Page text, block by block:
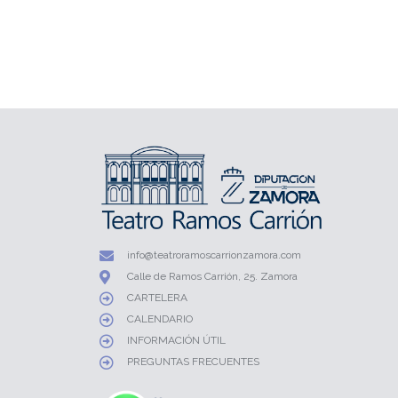
info@teatroramoscarrionzamora.com
Calle de Ramos Carrión, 25. Zamora
CARTELERA
CALENDARIO
INFORMACIÓN ÚTIL
PREGUNTAS FRECUENTES